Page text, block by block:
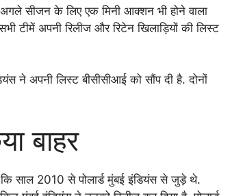
सीजन के लिए एक मिनी आक्शन भी होने वाला
टीमें अपनी रिलीज और रिटेन खिलाड़ियों की लिस्ट
ने अपनी लिस्ट बीसीसीआई को सौंप दी है. दोनों
बाहर
कि साल 2010 से पोलार्ड मुंबई इंडियंस से जुड़े थे.